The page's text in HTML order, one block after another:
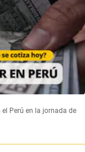
Perú en la jornada de